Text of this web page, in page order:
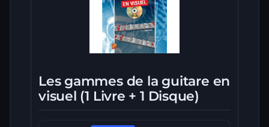
Les gammes de la guitare en
visuel (1 Livre + 1 Disque)